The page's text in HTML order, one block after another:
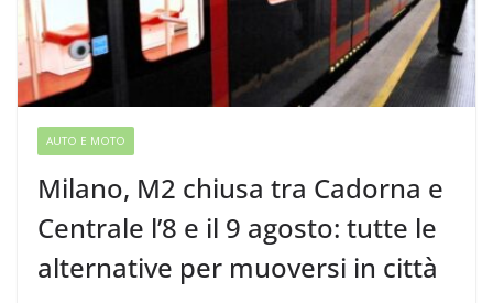
AUTO E MOTO
Milano, M2 chiusa tra Cadorna e
Centrale l’8 e il 9 agosto: tutte le
alternative per muoversi in città